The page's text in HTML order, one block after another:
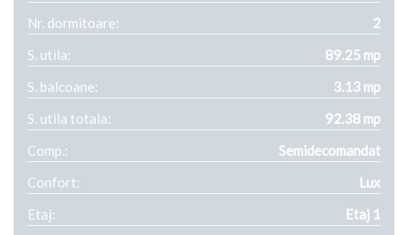
Nr. dormitoare:
2
S. utila:
89.25 mp
S. balcoane:
3.13 mp
S. utila totala:
92.38 mp
Comp.:
Semidecomandat
Confort:
Lux
Etaj:
Etaj 1